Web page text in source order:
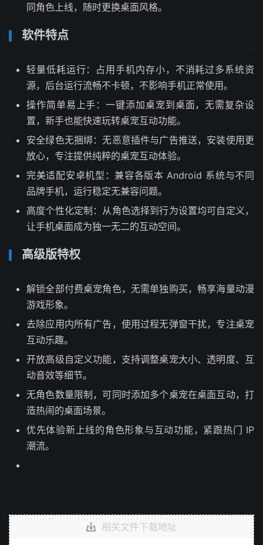
同角色上线，随时更换桌面风格。
软件特点
轻量低耗运行：占用手机内存小，不消耗过多系统资
源，后台运行流畅不卡顿，不影响手机正常使用。
操作简单易上手：一键添加桌宠到桌面，无需复杂设
置，新手也能快速玩转桌宠互动功能。
安全绿色无捆绑：无恶意插件与广告推送，安装使用更
放心，专注提供纯粹的桌宠互动体验。
完美适配安卓机型：兼容各版本 Android 系统与不同
品牌手机，运行稳定无兼容问题。
高度个性化定制：从角色选择到行为设置均可自定义，
让手机桌面成为独一无二的互动空间。
高级版特权
解锁全部付费桌宠角色，无需单独购买，畅享海量动漫
游戏形象。
去除应用内所有广告，使用过程无弹窗干扰，专注桌宠
互动乐趣。
开放高级自定义功能，支持调整桌宠大小、透明度、互
动音效等细节。
无角色数量限制，可同时添加多个桌宠在桌面互动，打
造热闹的桌面场景。
优先体验新上线的角色形象与互动功能，紧跟热门 IP
潮流。
相关文件下载地址